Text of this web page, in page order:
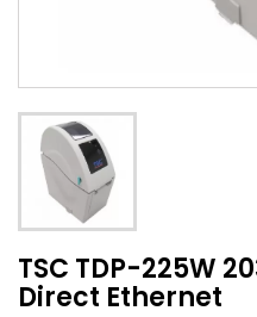
TSC TDP-225W
Direct Ethernet